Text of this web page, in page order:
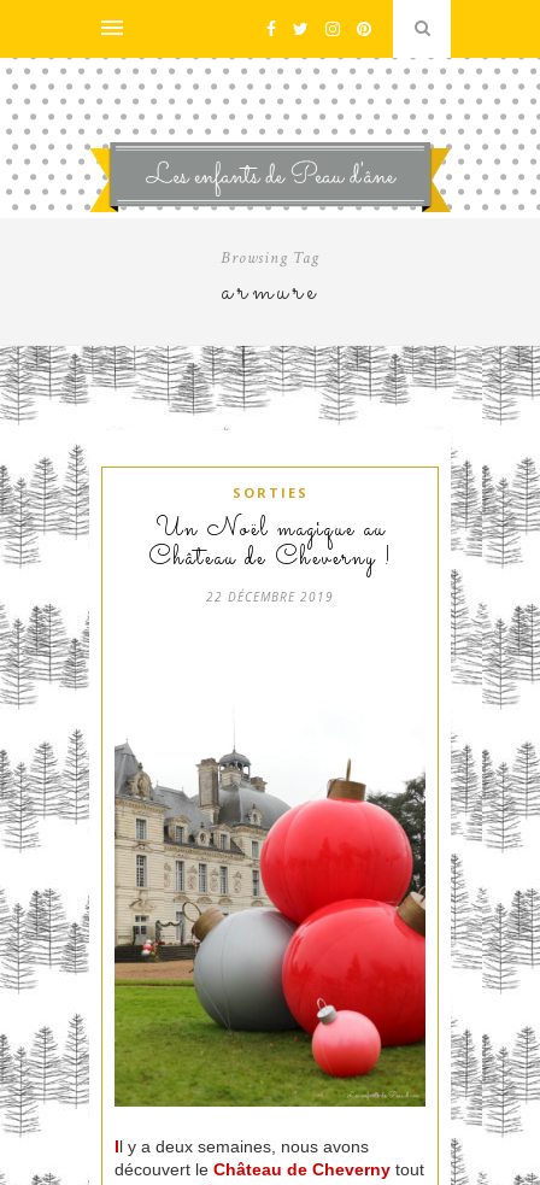
Browsing Tag
armure
SORTIES
Un Noël magique au
Château de Cheverny !
22 DÉCEMBRE 2019
Il y a deux semaines, nous avons
découvert le Château de Cheverny tout